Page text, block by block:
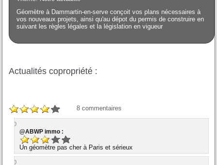
Géomètre à Dammartin-en-serve conçoit vos plans nécessaires à
vos nouveaux projets, ainsi qu'au dépot du permis de construire en
suivant les règles légales et la législation en vigueur
Actualités copropriété :
8 commentaires
@ABWP immo :
Un géomètre pas cher à Paris et sérieux